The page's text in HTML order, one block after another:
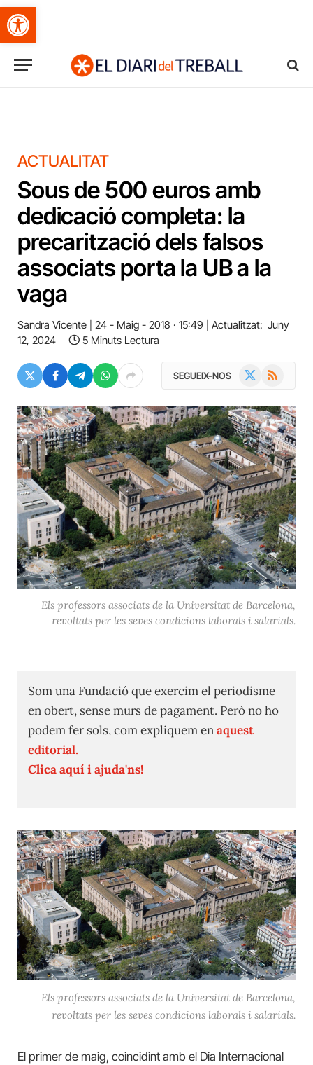
Obre la barra d'eines
ACTUALITAT
Sous de 500 euros amb
dedicació completa: la
precarització dels falsos
associats porta la UB a la
vaga
Sandra Vicente 24 - Maig - 2018 · 15:49 Actualitzat: Juny
12, 2024
5 Minuts Lectura
SEGUEIX-NOS RSS
Els professors associats de la Universitat de Barcelona,
revoltats per les seves condicions laborals i salarials.
Som una Fundació que exercim el periodisme
en obert, sense murs de pagament. Però no ho
podem fer sols, com expliquem enaquest
editorial.
Clica aquí i ajuda'ns!
Els professors associats de la Universitat de Barcelona,
revoltats per les seves condicions laborals i salarials.
El primer de maig, coincidint amb el Dia Internacional